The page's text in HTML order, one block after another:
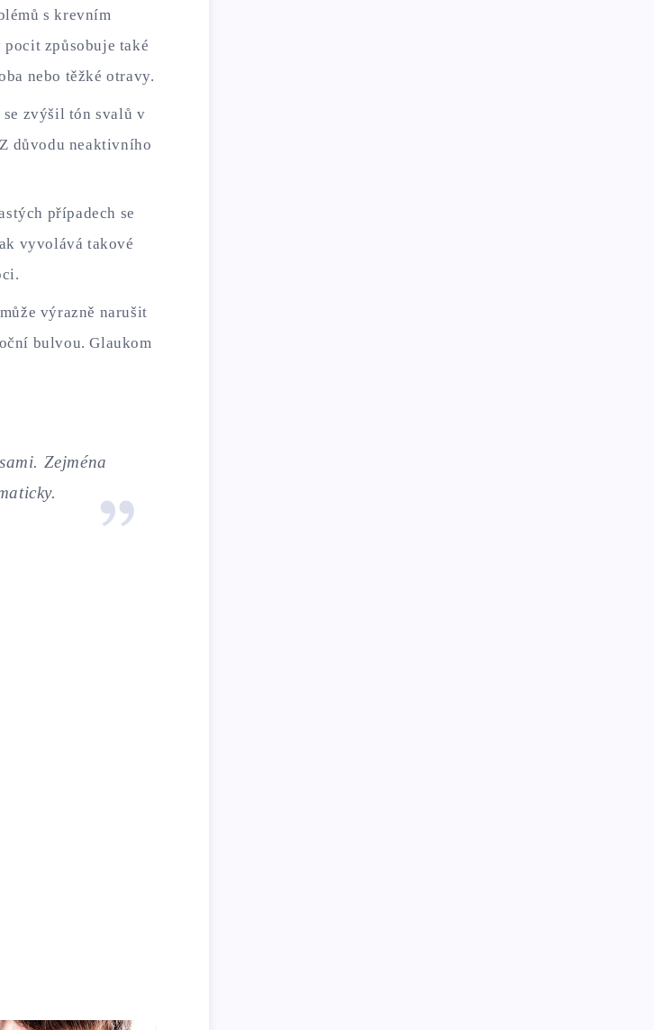
s krevním
způsobuje také
nebo těžké otravy.
se zvýšil tón svalů v
důvodu neaktivního
případech se
vyvolává takové
výrazně narušit
bulvou. Glaukom
Zejména